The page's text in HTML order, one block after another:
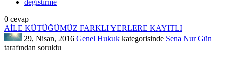
degistirme
0 cevap
AİLE KÜTÜĞÜMÜZ FARKLI YERLERE KAYITLI
29, Nisan, 2016 Genel Hukuk kategorisinde Sena Nur Gün
tarafından soruldu